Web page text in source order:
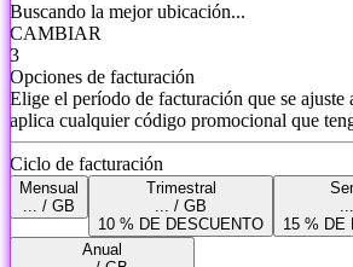
Buscando la mejor ubicación...
CAMBIAR
3
Opciones de facturación
Elige el período de facturación que se ajuste
aplica cualquier código promocional que
Ciclo de facturación
Mensual
... / GB
Trimestral
... / GB
10 % DE DESCUENTO
15 % DE
Anual